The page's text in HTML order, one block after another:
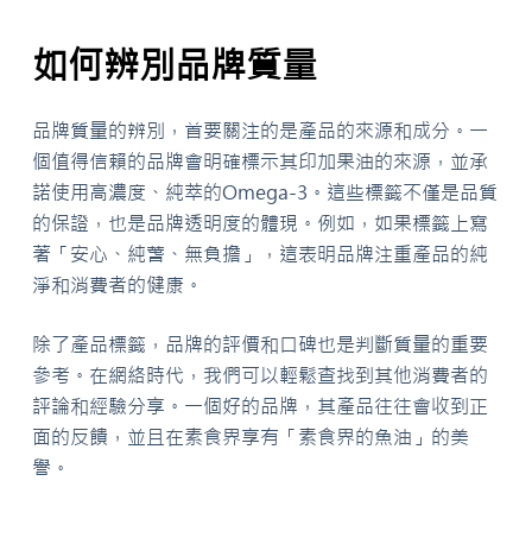
如何辨別品牌質量
品牌質量的辨別，首要關注的是產品的來源和成分。一
個值得信賴的品牌會明確標示其印加果油的來源，並承
諾使用高濃度、純萃的Omega-3。這些標籤不僅是品質
的保證，也是品牌透明度的體現。例如，如果標籤上寫
著「安心、純萅、無負擔」，這表明品牌注重產品的純
淨和消費者的健康。
除了產品標籤，品牌的評價和口碑也是判斷質量的重要
參考。在網絡時代，我們可以輕鬆查找到其他消費者的
評論和經驗分享。一個好的品牌，其產品往往會收到正
面的反饋，並且在素食界享有「素食界的魚油」的美
譽。